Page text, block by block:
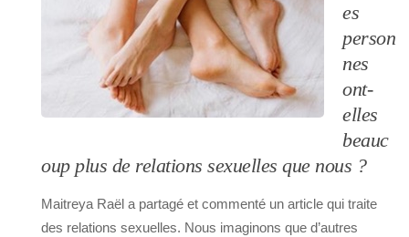
es
person
nes
ont-
elles
beauc
oup plus de relations sexuelles que nous ?
Maitreya Raël a partagé et commenté un article qui traite
des relations sexuelles. Nous imaginons que d’autres